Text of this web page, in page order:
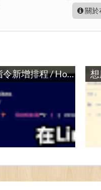
關於
在Linux中用指令新增排程 / How to Create a Cron Job via Shell Script